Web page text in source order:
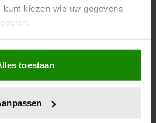
kiezen wie uw gegevens
we ook graag:
over uw geografische
meter nauwkeurig kan zijn
eigenschappen (fingerprinting)
toestaan